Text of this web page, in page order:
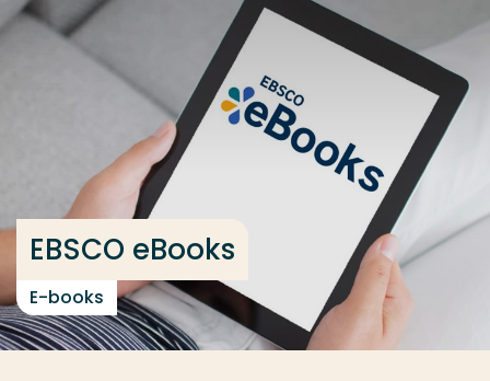
Ga direct naar de content
... > EBSCO eBooks
EBSCO eBooks
E-books
Veel gezocht
Opleiding